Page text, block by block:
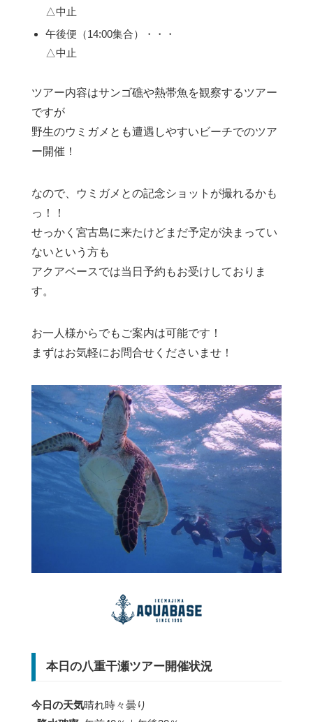
△中止
午後便（14:00集合）・・・
△中止
ツアー内容はサンゴ礁や熱帯魚を観察するツアー
ですが
野生のウミガメとも遭遇しやすいビーチでのツア
ー開催！
なので、ウミガメとの記念ショットが撮れるかも
っ！！
せっかく宮古島に来たけどまだ予定が決まってい
ないという方も
アクアベースでは当日予約もお受けしておりま
す。
お一人様からでもご案内は可能です！
まずはお気軽にお問合せくださいませ！
本日の八重干瀬ツアー開催状況
今日の天気晴れ時々曇り